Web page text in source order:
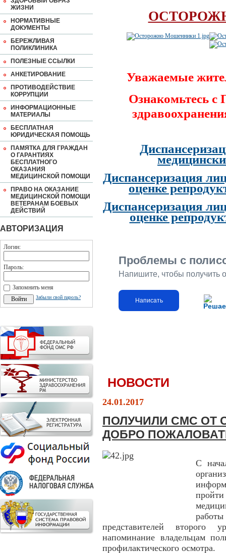
ЖИЗНИ
НОРМАТИВНЫЕ
ДОКУМЕНТЫ
БЕРЕЖЛИВАЯ
ПОЛИКЛИНИКА
ПОЛЕЗНЫЕ ССЫЛКИ
АНКЕТИРОВАНИЕ
ПРОТИВОДЕЙСТВИЕ
КОРРУПЦИИ
ИНФОРМАЦИОННЫЕ
МАТЕРИАЛЫ
БЕСПЛАТНАЯ
ЮРИДИЧЕСКАЯ ПОМОЩЬ
ПАМЯТКА ДЛЯ ГРАЖДАН
О ГАРАНТИЯХ
БЕСПЛАТНОГО
ОКАЗАНИЯ
МЕДИЦИНСКОЙ ПОМОЩИ
ПРАВО НА ОКАЗАНИЕ
МЕДИЦИНСКОЙ ПОМОЩИ
ВЕТЕРАНАМ БОЕВЫХ
ДЕЙСТВИЙ
АВТОРИЗАЦИЯ
Логин:
Пароль:
Запомнить меня
Забыли свой пароль?
Уважаемые
Ознакомьтесь
Диспансеризация
оценке
Диспансеризация
оценке
Проблемы с
Напишите, чтобы получить
Написать
НОВОСТИ
24.01.2017
ПОЛУЧИЛИ СМС ОТ
ДОБРО
С
представителей второго
напоминание владельцам
профилактического осмотра.